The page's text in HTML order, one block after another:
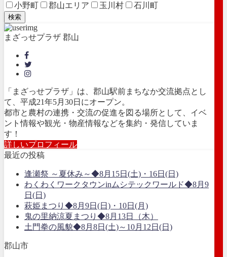
小野町
郡山エリア 玉川村 石川町
検索
まざっせプラザ 郡山
「まざっせプラザ」は、郡山駅前まちなか交流拠点とし
て、平成21年5月30日にオープン。
都市と農村の連携・交流の促進を図る場所として、イベ
ント情報や観光・物産情報などを集約・発信していま
す！
詳しいプロフィール
最近の投稿
逢瀬祭 ～夏休み～◆8月15日(土)・16日(日)
わくわくワークタウンinムシテックワールド◆8月9
日(日)
萩姫まつり◆8月9日(日)・10日(月)
鬼の里納涼夏まつり◆8月13日（木）
土門拳の風貌◆8月8日(土)～10月12日(日)
郡山市